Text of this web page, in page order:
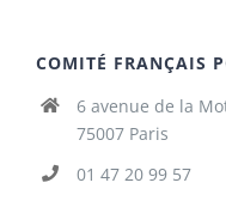
COMITÉ FRANÇAIS
6 avenue de la
75007 Paris
01 47 20 99 57